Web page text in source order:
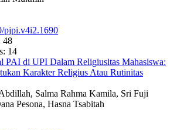
pjpi.v4i2.1690
48
14
PAI di UPI Dalam Religiusitas Mahasiswa:
Karakter Religius Atau Rutinitas
Salma Rahma Kamila, Sri Fuji
Pesona, Hasna Tsabitah